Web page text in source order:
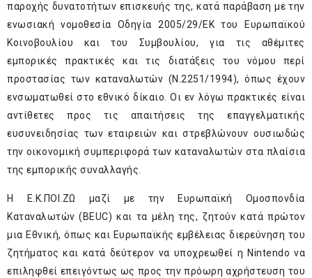
παροχής δυνατοτήτων επισκευής της, κατά παράβαση με την
ενωσιακή νομοθεσία Οδηγία 2005/29/EK του Ευρωπαϊκού
Κοινοβουλίου και του Συμβουλίου, για τις αθέμιτες
εμπορικές πρακτικές και τις διατάξεις του νόμου περί
προστασίας των καταναλωτών (Ν.2251/1994), όπως έχουν
ενσωματωθεί στο εθνικό δίκαιο. Οι εν λόγω πρακτικές είναι
αντίθετες προς τις απαιτήσεις της επαγγελματικής
ευσυνειδησίας των εταιρειών και στρεβλώνουν ουσιωδώς
την οικονομική συμπεριφορά των καταναλωτών στα πλαίσια
της εμπορικής συναλλαγής.
Η Ε.Κ.ΠΟΙ.ΖΩ μαζί με την Ευρωπαϊκή Ομοσπονδία
Καταναλωτών (BEUC) και τα μέλη της, ζητούν κατά πρώτον
μια Εθνική, όπως και Ευρωπαϊκής εμβέλειας διερεύνηση του
ζητήματος και κατά δεύτερον να υποχρεωθεί η Nintendo να
επιληφθεί επειγόντως ως προς την πρόωρη αχρήστευση του